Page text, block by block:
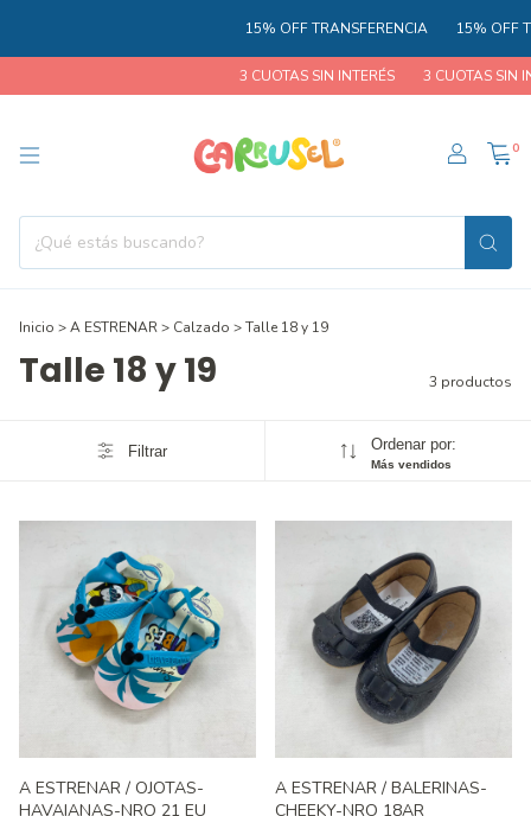
15% OFF TRANSFERENCIA 15% OFF
3 CUOTAS SIN INTERÉS 3 CUOTAS SIN
0
Inicio >A ESTRENAR> Calzado >Talle 18 y 19
Talle 18 y 19 3 productos
Filtrar Ordenar por:
Más vendidos
A ESTRENAR / OJOTAS-
HAVAIANAS-NRO 21 EU
A ESTRENAR / BALERINAS-
CHEEKY-NRO 18AR